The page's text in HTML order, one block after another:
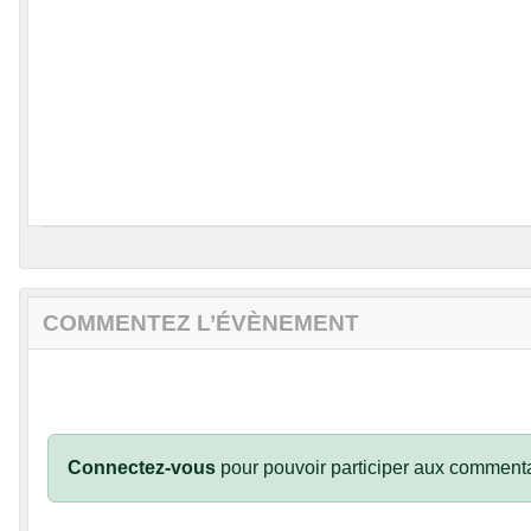
COMMENTEZ L’ÉVÈNEMENT
Connectez-vous pour pouvoir participer aux